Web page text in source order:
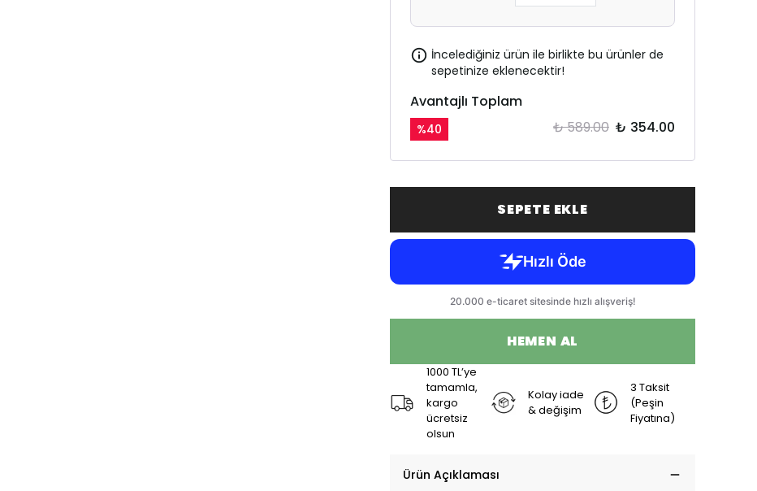
İncelediğiniz ürün ile birlikte bu ürünler de
sepetinize eklenecektir!
Avantajlı Toplam
%40 ₺ 589.00 ₺ 354.00
SEPETE EKLE
HEMEN AL
1000 TL’ye
tamamla,
kargo
ücretsiz
olsun
Kolay iade
& değişim
3 Taksit
(Peşin
Fiyatına)
Ürün Açıklaması